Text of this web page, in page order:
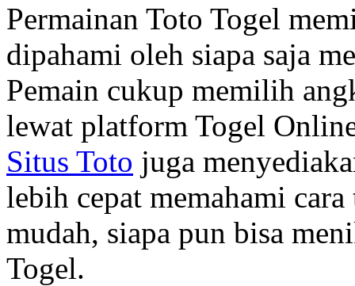
Permainan Toto Togel
dipahami oleh siapa saja
Pemain cukup memilih
lewat platform Togel
Situs Toto juga
lebih cepat memahami
mudah, siapa pun bisa
Togel.